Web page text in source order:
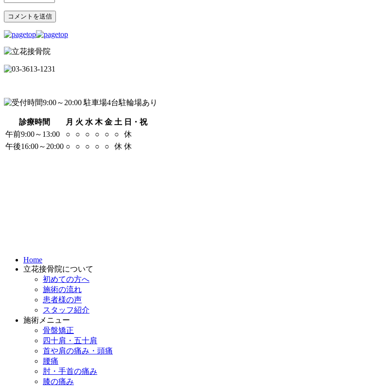
診療時間 月 火 水 木 金 土 日・祝
午前9:00～13:00
○ ○ ○ ○ ○ ○
休
午後16:00～20:00 ○ ○ ○ ○ ○ 休 休
Home
立花接骨院について
初めての方へ
施術の流れ
患者様の声
スタッフ紹介
施術メニュー
骨盤矯正
四十肩・五十肩
首や肩の痛み・頭痛
腰痛
肘・手首の痛み
膝の痛み